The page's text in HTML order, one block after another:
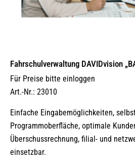
Fahrschulverwaltung DAVIDvision
Für Preise bitte einloggen
Art.-Nr.: 23010
Einfache Eingabemöglichkeiten,
Programmoberfläche, optimale
Überschussrechnung, filial- und
einsetzbar.